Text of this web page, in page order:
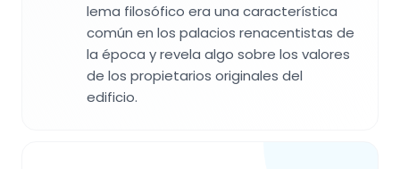
lema filosófico era una característica
común en los palacios renacentistas de
la época y revela algo sobre los valores
de los propietarios originales del
edificio.